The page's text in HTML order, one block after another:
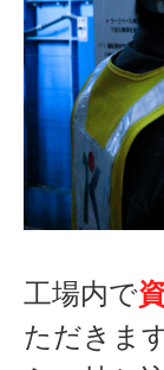
工場内で
ただきま